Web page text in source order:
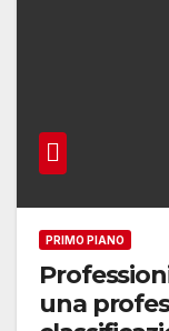
PRIMO PIANO
una